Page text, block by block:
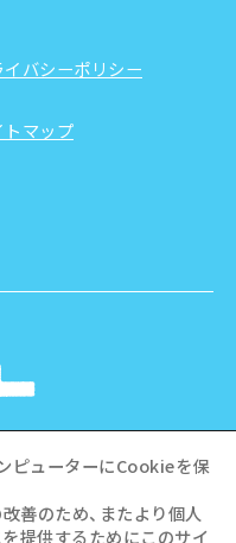
イバシーポリシー
トマップ
ピューターにCookieを保
善のため、またより個人
提供するためにこのサイ